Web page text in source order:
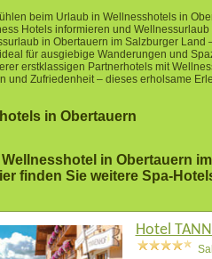
beim Urlaub in Wellnesshotels in
Hotels informieren und
in Obertauern im Salzburger
für ausgiebige Wanderungen und
erstklassigen Partnerhotels mit
und Zufriedenheit – dieses erholsame
in Obertauern
in Obertauern
finden Sie weitere Spa-
Hotel